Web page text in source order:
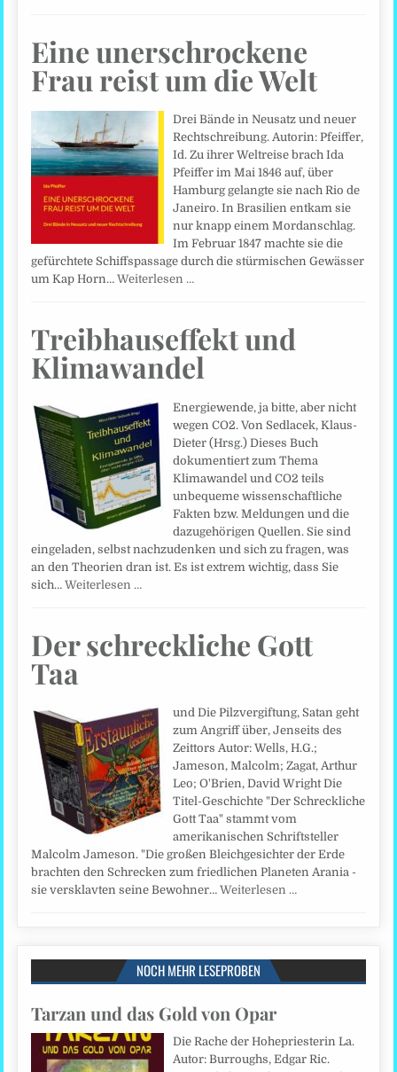
Eine unerschrockene
Frau reist um die Welt
Drei Bände in Neusatz und neuer
Rechtschreibung. Autorin: Pfeiffer,
Id. Zu ihrer Weltreise brach Ida
Pfeiffer im Mai 1846 auf, über
Hamburg gelangte sie nach Rio de
Janeiro. In Brasilien entkam sie
nur knapp einem Mordanschlag.
Im Februar 1847 machte sie die
gefürchtete Schiffspassage durch die stürmischen Gewässer
um Kap Horn…Weiterlesen …
Treibhauseffekt und
Klimawandel
Energiewende, ja bitte, aber nicht
wegen CO2. Von Sedlacek, Klaus-
Dieter (Hrsg.) Dieses Buch
dokumentiert zum Thema
Klimawandel und CO2 teils
unbequeme wissenschaftliche
Fakten bzw. Meldungen und die
dazugehörigen Quellen. Sie sind
eingeladen, selbst nachzudenken und sich zu fragen, was
an den Theorien dran ist. Es ist extrem wichtig, dass Sie
sich…Weiterlesen …
Der schreckliche Gott
Taa
und Die Pilzvergiftung, Satan geht
zum Angriff über, Jenseits des
Zeittors Autor: Wells, H.G.;
Jameson, Malcolm; Zagat, Arthur
Leo; O'Brien, David Wright Die
Titel-Geschichte "Der Schreckliche
Gott Taa" stammt vom
amerikanischen Schriftsteller
Malcolm Jameson. "Die großen Bleichgesichter der Erde
brachten den Schrecken zum friedlichen Planeten Arania -
sie versklavten seine Bewohner…Weiterlesen …
NOCH MEHR LESEPROBEN
Tarzan und das Gold von Opar
Die Rache der Hohepriesterin La.
Autor: Burroughs, Edgar Ric.